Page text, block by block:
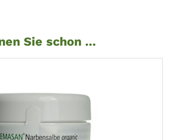
Sie schon ...